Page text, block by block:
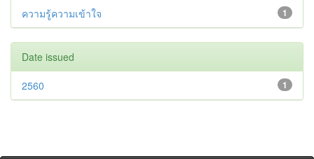
1
ความรู้ความเข้าใจ
Date issued
1
2560